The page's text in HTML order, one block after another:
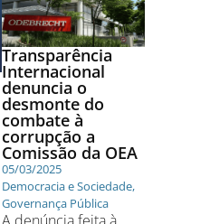
Transparência
Internacional
denuncia o
desmonte do
combate à
corrupção a
Comissão da OEA
05/03/2025
Democracia e Sociedade,
Governança Pública